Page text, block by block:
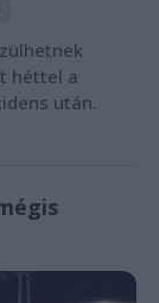
héttel a
után.